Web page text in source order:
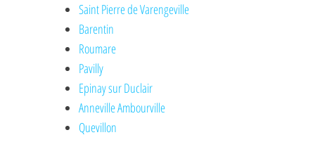
Saint Pierre de Varengeville
Barentin
Roumare
Pavilly
Epinay sur Duclair
Anneville Ambourville
Quevillon